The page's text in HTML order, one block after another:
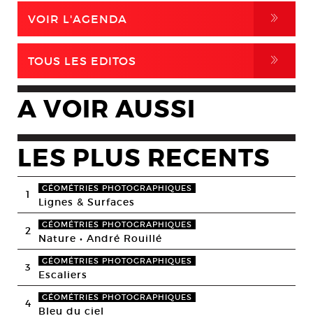
VOIR L'AGENDA ,
TOUS LES EDITOS ,
A VOIR AUSSI
LES PLUS RECENTS
1 GÉOMÉTRIES PHOTOGRAPHIQUES
Lignes & Surfaces
2 GÉOMÉTRIES PHOTOGRAPHIQUES
Nature • André Rouillé
3 GÉOMÉTRIES PHOTOGRAPHIQUES
Escaliers
4 GÉOMÉTRIES PHOTOGRAPHIQUES
Bleu du ciel